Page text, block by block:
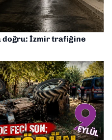
doğru: İzmir trafiğine